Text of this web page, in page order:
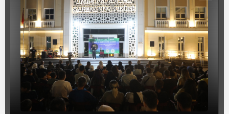
Beyan Bilgileri
Borç Bilgileri
Tahakkuk Bilgileri
Tahsilat Bilgileri
Online Ödeme